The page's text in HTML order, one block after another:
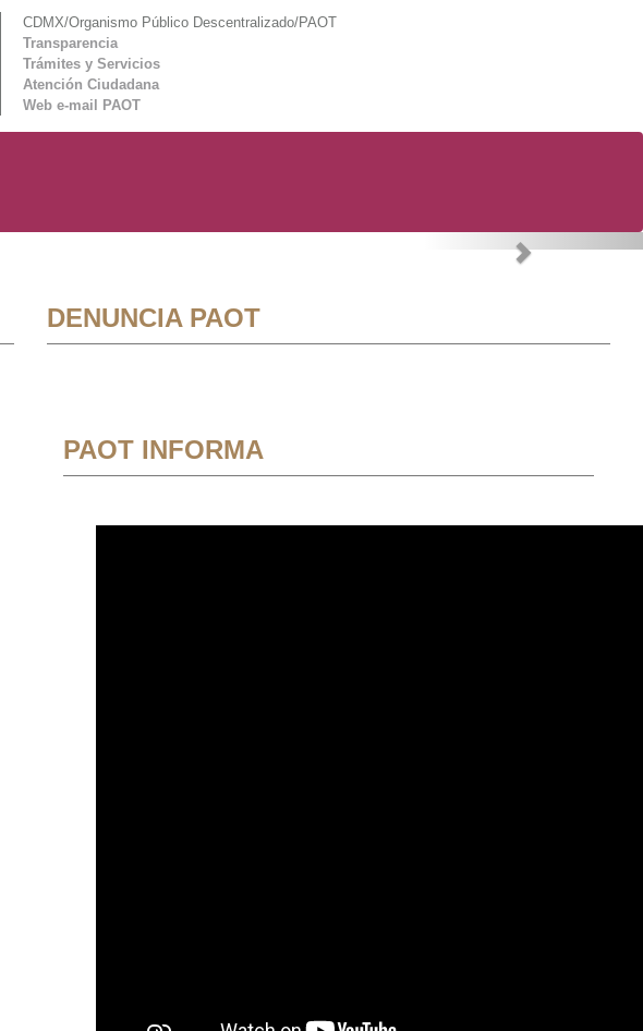
CDMX/Organismo Público Descentralizado/PAOT
Transparencia
Trámites y Servicios
Atención Ciudadana
Web e-mail PAOT
Next
DENUNCIA PAOT
PAOT INFORMA